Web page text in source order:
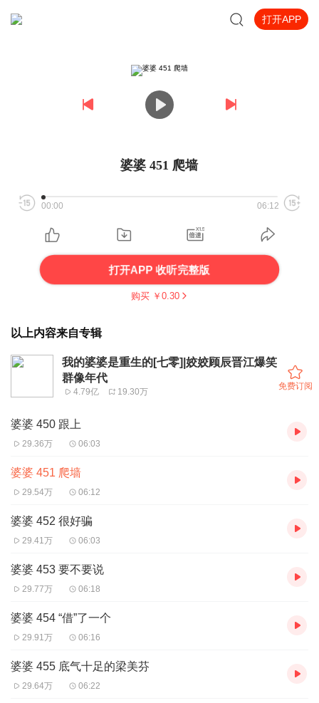
打开APP
婆婆 451 爬墙
00:00 06:12
打开APP 收听完整版
购买 ￥ 0.30
以上内容来自专辑
我的婆婆是重生的[七零]|姣姣顾辰晋江爆笑
群像年代
4.79亿 19.30万
免费订阅
婆婆 450 跟上
29.36万 06:03
婆婆 451 爬墙
29.54万 06:12
婆婆 452 很好骗
29.41万 06:03
婆婆 453 要不要说
29.77万 06:18
婆婆 454 “借”了一个
29.91万 06:16
婆婆 455 底气十足的梁美芬
29.64万 06:22